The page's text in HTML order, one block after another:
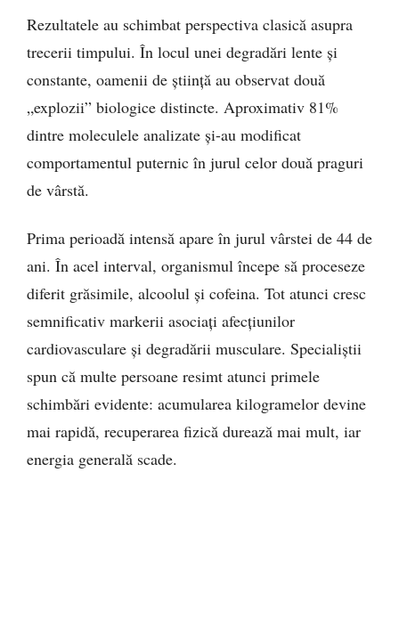
Rezultatele au schimbat perspectiva clasică asupra
trecerii timpului. În locul unei degradări lente și
constante, oamenii de știință au observat două
„explozii” biologice distincte. Aproximativ 81%
dintre moleculele analizate și-au modificat
comportamentul puternic în jurul celor două praguri
de vârstă.
Prima perioadă intensă apare în jurul vârstei de 44 de
ani. În acel interval, organismul începe să proceseze
diferit grăsimile, alcoolul și cofeina. Tot atunci cresc
semnificativ markerii asociați afecțiunilor
cardiovasculare și degradării musculare. Specialiștii
spun că multe persoane resimt atunci primele
schimbări evidente: acumularea kilogramelor devine
mai rapidă, recuperarea fizică durează mai mult, iar
energia generală scade.